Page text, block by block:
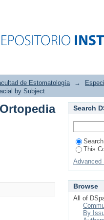
de Estomatología →
by Subject
Search
This
Advanced
Browse
All of
By